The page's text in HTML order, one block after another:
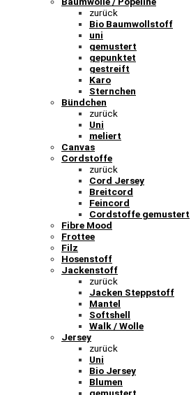
zurück
Bio Baumwollstoff
uni
gemustert
gepunktet
gestreift
Karo
Sternchen
Bündchen
zurück
Uni
meliert
Canvas
Cordstoffe
zurück
Cord Jersey
Breitcord
Feincord
Cordstoffe gemustert
Fibre Mood
Frottee
Filz
Hosenstoff
Jackenstoff
zurück
Jacken Steppstoff
Mantel
Softshell
Walk / Wolle
Jersey
zurück
Uni
Bio Jersey
Blumen